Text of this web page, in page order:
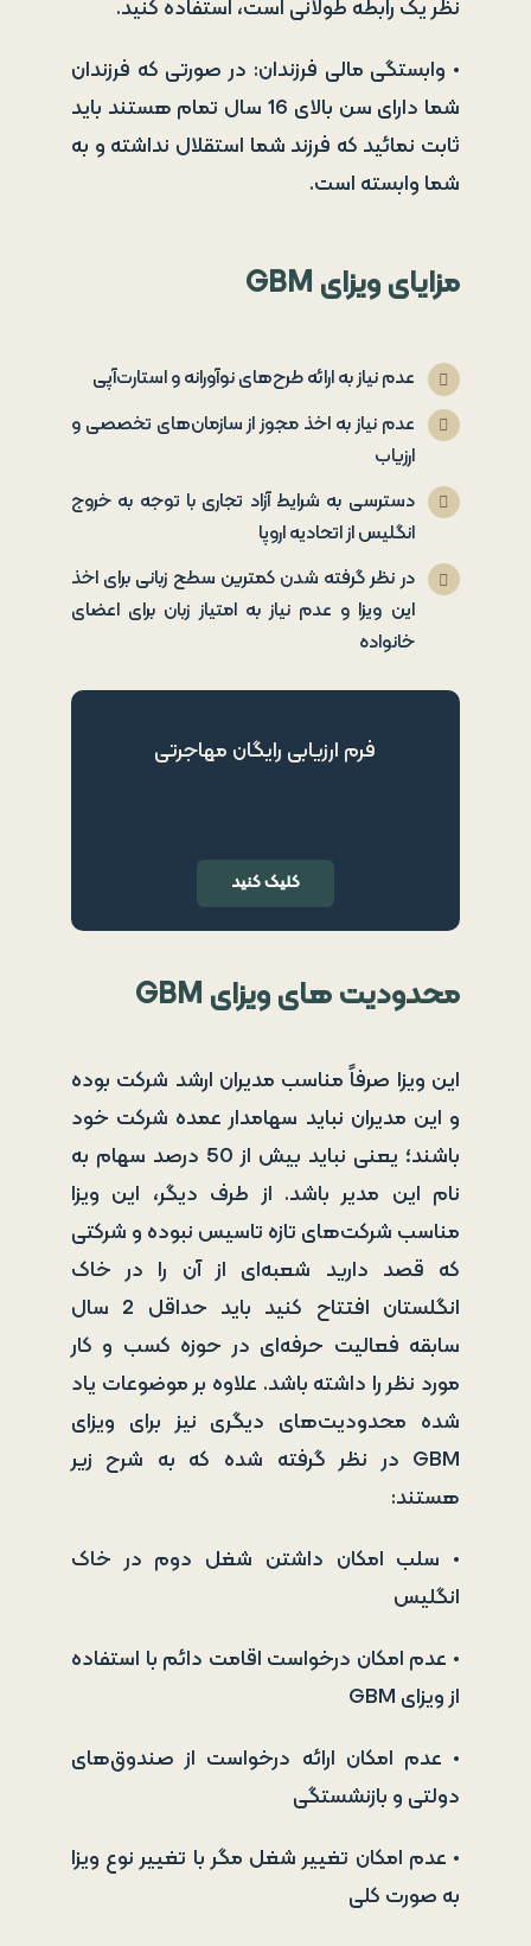
نظر یک رابطه طولانی است، استفاده کنید.
• وابستگی مالی فرزندان: در صورتی که فرزندان
شما دارای سن بالای 16 سال تمام هستند باید
ثابت نمائید که فرزند شما استقلال نداشته و به
شما وابسته است.
مزایای ویزای GBM
عدم نیاز به ارائه طرح‌های نوآورانه و استارت‌آپی
عدم نیاز به اخذ مجوز از سازمان‌های تخصصی و
ارزیاب
دسترسی به شرایط آزاد تجاری با توجه به خروج
انگلیس از اتحادیه اروپا
در نظر گرفته شدن کمترین سطح زبانی برای اخذ
این ویزا و عدم نیاز به امتیاز زبان برای اعضای
خانواده
فرم ارزیابی رایگان مهاجرتی
کلیک کنید
محدودیت های ویزای GBM
این ویزا صرفاً مناسب مدیران ارشد شرکت بوده
و این مدیران نباید سهامدار عمده شرکت خود
باشند؛ یعنی نباید بیش از 50 درصد سهام به
نام این مدیر باشد. از طرف دیگر، این ویزا
مناسب شرکت‌های تازه تاسیس نبوده و شرکتی
که قصد دارید شعبه‌ای از آن را در خاک
انگلستان افتتاح کنید باید حداقل 2 سال
سابقه فعالیت حرفه‌ای در حوزه کسب و کار
مورد نظر را داشته باشد. علاوه بر موضوعات یاد
شده محدودیت‌های دیگری نیز برای ویزای
GBM در نظر گرفته شده که به شرح زیر
هستند:
• سلب امکان داشتن شغل دوم در خاک
انگلیس
• عدم امکان درخواست اقامت دائم با استفاده
از ویزای GBM
• عدم امکان ارائه درخواست از صندوق‌های
دولتی و بازنشستگی
• عدم امکان تغییر شغل مگر با تغییر نوع ویزا
به صورت کلی